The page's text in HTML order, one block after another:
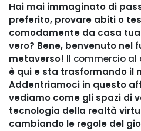
Hai mai immaginato di
preferito, provare abiti o
comodamente da casa
vero? Bene, benvenuto nel
metaverso! Il commercio
è qui e sta trasformando il
Addentriamoci in questo
vediamo come gli spazi di
tecnologia della realtà
cambiando le regole del